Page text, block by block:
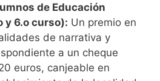
de Educación
y 6.o curso): Un premio en
de narrativa y
a un cheque
euros, canjeable en